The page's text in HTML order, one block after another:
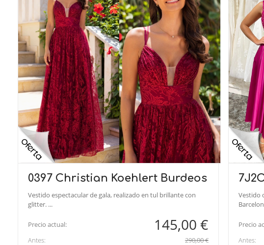
0397 Christian Koehlert Burdeos
Vestido espectacular de gala, realizado en tul brillante con
glitter. ...
Precio actual: 145,00 €
Antes: 290,00 €
Vestido
Precio
Antes: